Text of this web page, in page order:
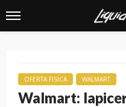
OFERTA FISICA WALMART
Walmart: